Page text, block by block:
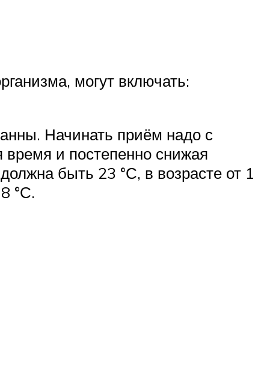
могут включать:
Начинать приём надо с
и постепенно снижая
быть 23 °С, в возрасте от 1
°С.